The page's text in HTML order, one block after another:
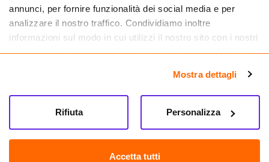
annunci, per fornire funzionalità dei social media e per
analizzare il nostro traffico. Condividiamo inoltre
informazioni sul modo in cui utilizzi il nostro sito con i nostri
partner che si occupano di analisi dei dati web, pubblicità e
informazioni che hai fornito loro o che hanno raccolto dal
tuo utilizzo dei loro servizi.
Mostra dettagli
Accetta tutti
Personalizza
Rifiuta
Farma.it S.a.s. P. IVA 07417261216 REA: NA-884088
CREDITS
Sede legale Via delle Repubbliche Marinare 128, 80147 Napoli